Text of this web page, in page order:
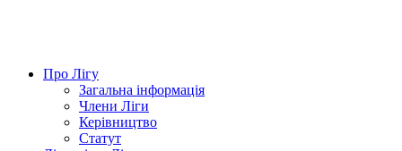
Про Лігу
Загальна інформація
Члени Ліги
Керівництво
Статут